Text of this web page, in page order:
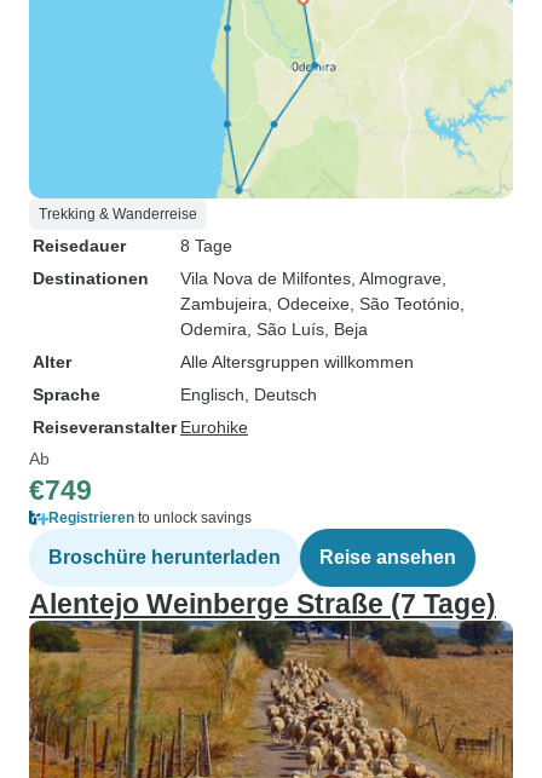
Trekking & Wanderreise
Reisedauer
8 Tage
Destinationen
Vila Nova de Milfontes , Almograve
Zambujeira , Odeceixe , São Teotónio
Odemira , São Luís, Beja
Alter
Alle Altersgruppen willkommen
Sprache
Englisch, Deutsch
Reiseveranstalter Eurohike
Ab
€749
Registrieren to unlock savings
Broschüre herunterladen Reise ansehen
Alentejo Weinberge Straße (7 Tage)